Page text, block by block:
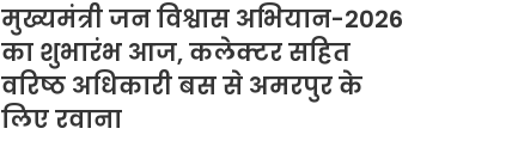
मुख्यमंत्री जन विश्वास अभियान-2026
का शुभारंभ आज, कलेक्टर सहित
वरिष्ठ अधिकारी बस से अमरपुर के
लिए रवाना